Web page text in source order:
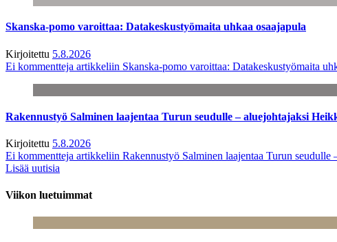
Skanska-pomo varoittaa: Datakeskustyömaita uhkaa osaajapula
Kirjoitettu 5.8.2026
Ei kommentteja artikkeliin Skanska-pomo varoittaa: Datakeskustyömaita
Rakennustyö Salminen laajentaa Turun seudulle – aluejohtajaksi
Kirjoitettu 5.8.2026
Ei kommentteja artikkeliin Rakennustyö Salminen laajentaa Turun
Lisää uutisia
Viikon luetuimmat